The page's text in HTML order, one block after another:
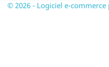
© 2026 - Logiciel e-commerce